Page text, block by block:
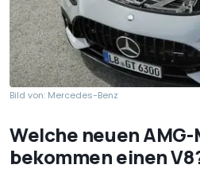
Bild von: Mercedes-Benz
Welche neuen
bekommen einen